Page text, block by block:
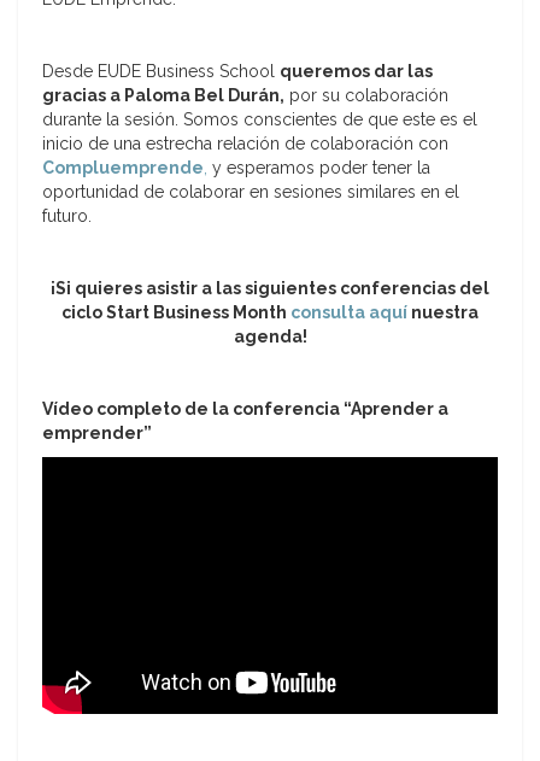
Desde EUDE Business School queremos dar las
gracias a Paloma Bel Durán, por su colaboración
durante la sesión. Somos conscientes de que este es el
inicio de una estrecha relación de colaboración con
Compluemprende, y esperamos poder tener la
oportunidad de colaborar en sesiones similares en el
futuro.
¡Si quieres asistir a las siguientes conferencias del
ciclo Start Business Month consulta aquí nuestra
agenda!
Vídeo completo de la conferencia “Aprender a
emprender”